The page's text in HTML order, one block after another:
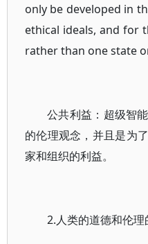
only be developed in
ethical ideals, and for
rather than one state
公共利益：超级智
的伦理观念，并且是为
家和组织的利益。
2.人类的道德和伦理